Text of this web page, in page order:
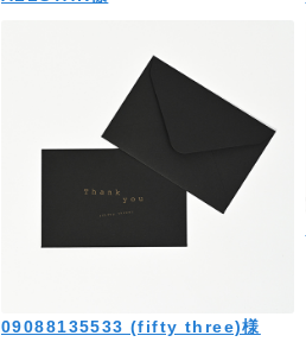
09088135533 (fifty three)様